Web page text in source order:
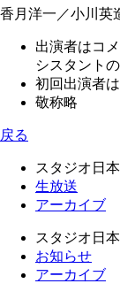
香月洋一／小川英
出演者はコ
シスタント
初回出演者
敬称略
戻る
スタジオ日
生放送
アーカイブ
スタジオ日
お知らせ
アーカイブ